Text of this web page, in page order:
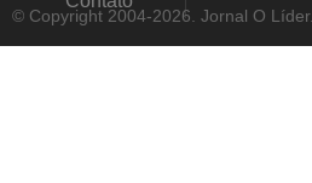
© Copyright 2004-2026. Jornal O Líder.